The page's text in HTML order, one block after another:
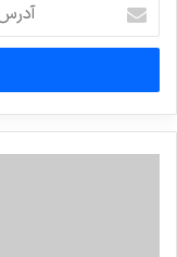
ایمیل
خود
وارد
کنید